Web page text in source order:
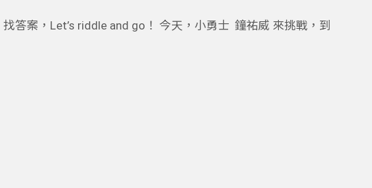
答案，Let’s riddle and go！ 今天，小勇士 鐘祐威 來挑戰，到